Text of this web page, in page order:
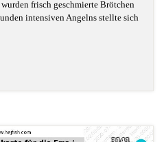
frisch geschmierte Brötchen
intensiven Angelns stellte sich